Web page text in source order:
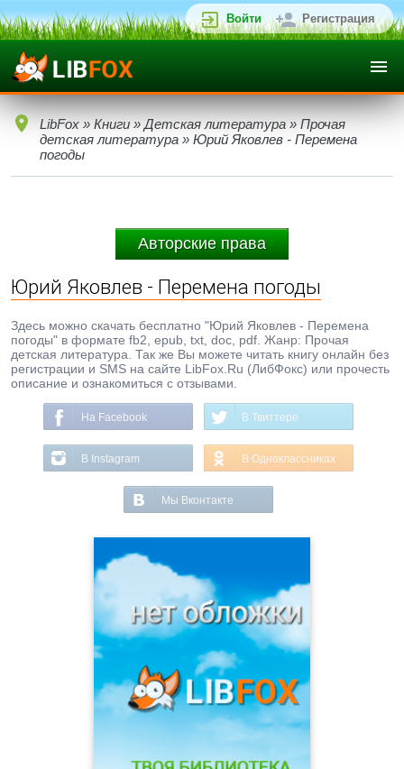
Войти Регистрация
LibFox » Книги » Детская литература » Прочая
детская литература » Юрий Яковлев - Перемена
погоды
Авторские права
Юрий Яковлев - Перемена погоды
Здесь можно скачать бесплатно "Юрий Яковлев - Перемена
погоды" в формате fb2, epub, txt, doc, pdf. Жанр: Прочая
детская литература. Так же Вы можете читать книгу онлайн без
регистрации и SMS на сайте LibFox.Ru (ЛибФокс) или прочесть
описание и ознакомиться с отзывами.
На Facebook В Твиттере
В Instagram В Одноклассниках
Мы Вконтакте